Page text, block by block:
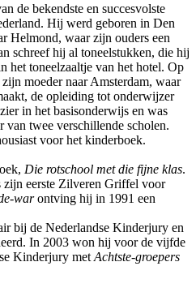
de bekendste en succesvolste
Hij werd geboren in Den
Helmond, waar zijn ouders een
schreef hij al toneelstukken, die hij
het toneelzaaltje van het hotel. Op
moeder naar Amsterdam, waar
de opleiding tot onderwijzer
in het basisonderwijs en was
van twee verschillende scholen.
voor het kinderboek.
Die rotschool met die fijne klas.
zijn eerste Zilveren Griffel voor
warontving hij in 1991 een
bij de Nederlandse Kinderjury en
In 2003 won hij voor de vijfde
Kinderjury met Achtste-groepers